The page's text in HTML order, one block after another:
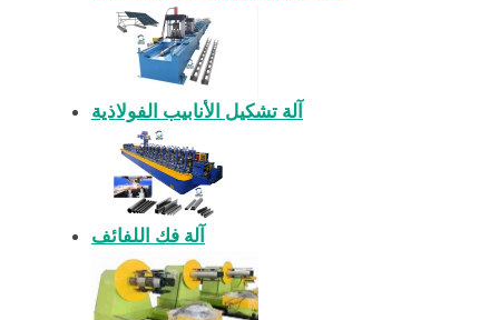
آلة تشكيل الأنابيب الفولاذية
آلة فك اللفائف